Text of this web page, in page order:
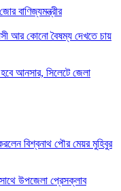
বাণিজ্যমন্ত্রীর
আর কোনো বৈষম্য দেখতে চায়
হবে আনসার, সিলেটে জেলা
বিশ্বনাথ পৌর মেয়র মুহিবুর
সাথে উপজেলা প্রেসক্লাব